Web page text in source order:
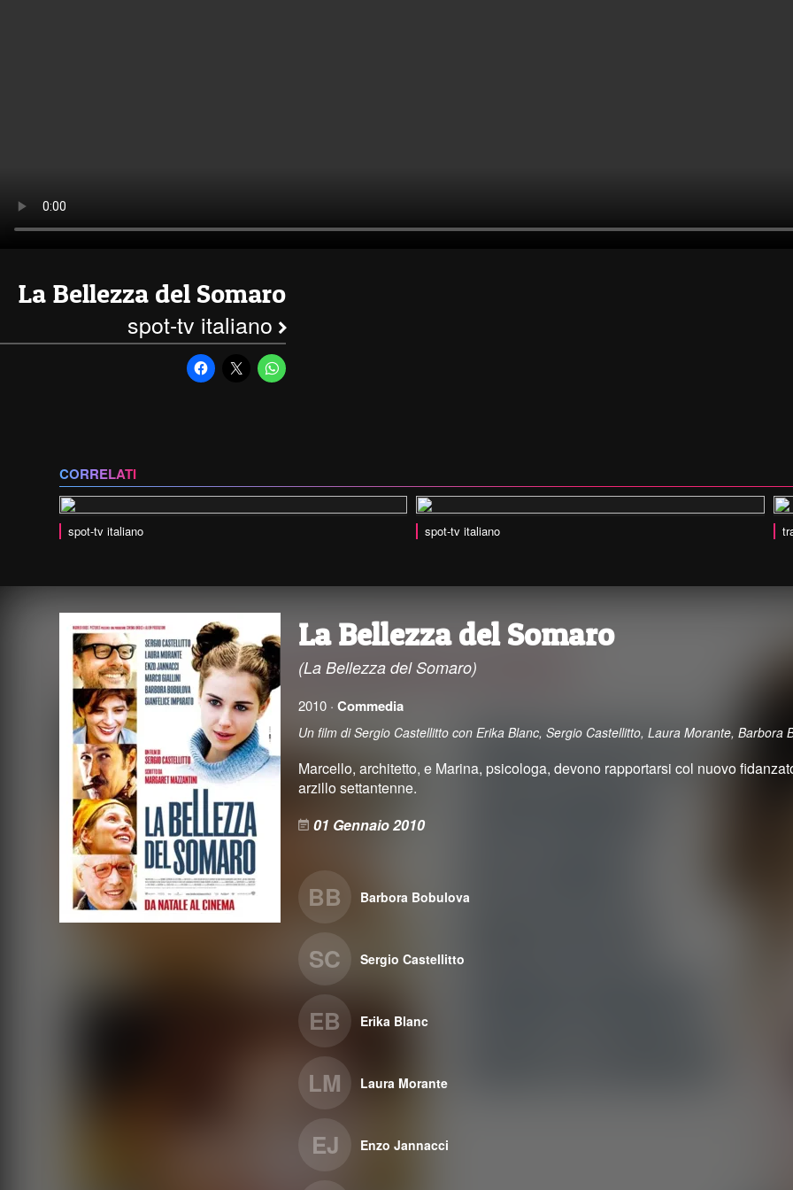
La Bellezza del Somaro
spot-tv italiano
CORRELATI
spot-tv italiano spot-tv italiano
La Bellezza del Somaro
(La Bellezza del Somaro)
2010 · Commedia
Un film di Sergio Castellitto con Erika Blanc, Sergio Castellitto, Laura Morante, Barbora
Marcello, architetto, e Marina, psicologa, devono rapportarsi col nuovo
arzillo settantenne.
01 Gennaio 2010
BB Barbora Bobulova
SC Sergio Castellitto
EB Erika Blanc
LM Laura Morante
EJ Enzo Jannacci